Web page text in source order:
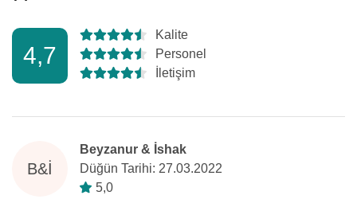
4,7
Kalite
Personel
İletişim
B&İ
Beyzanur & İshak
Düğün Tarihi: 27.03.2022
5,0